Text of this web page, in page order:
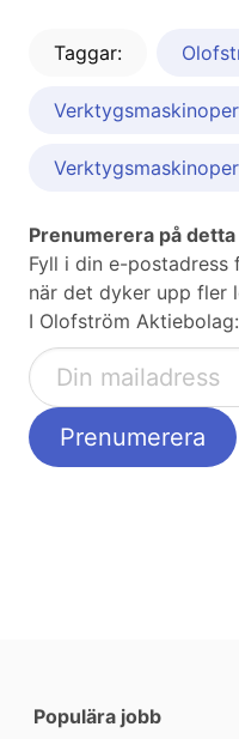
Taggar:
Prenumerera på
Fyll i din e-
när det dyker upp fler
I Olofström Aktiebolag:
Populära jobb